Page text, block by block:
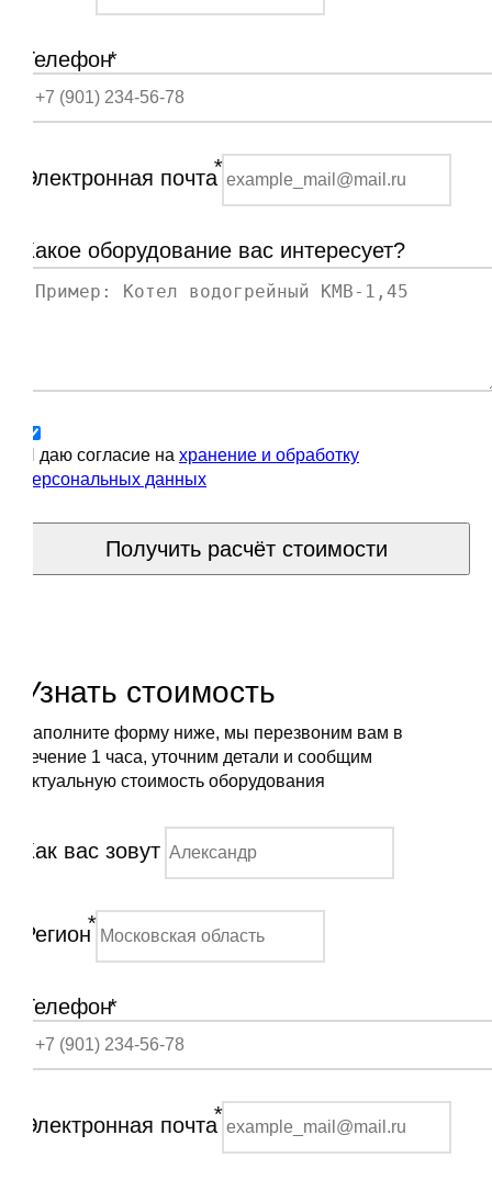
Телефон*
Электронная почта*
Какое оборудование вас интересует?
Я даю согласие на хранение и обработку
персональных данных
Получить расчёт стоимости
Узнать стоимость
Заполните форму ниже, мы перезвоним вам в
течение 1 часа, уточним детали и сообщим
актуальную стоимость оборудования
Как вас зовут
Регион*
Телефон*
Электронная почта*